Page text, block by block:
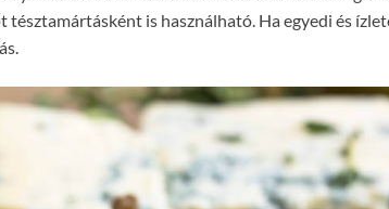
tésztamártásként is használható. Ha egyedi és